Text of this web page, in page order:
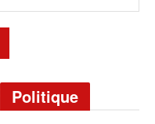
Politique